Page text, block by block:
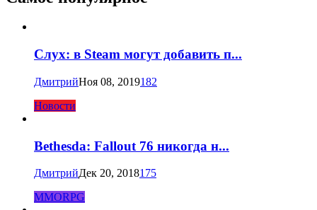
Слух: в Steam могут добавить п...
ДмитрийНоя 08, 2019182
Новости
Bethesda: Fallout 76 никогда н...
ДмитрийДек 20, 2018175
MMORPG